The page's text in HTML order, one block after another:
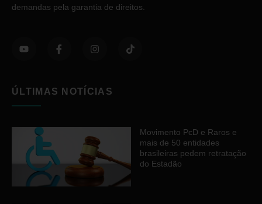
demandas pela garantia de direitos.
ÚLTIMAS NOTÍCIAS
Movimento PcD e Raros e
mais de 50 entidades
brasileiras pedem retratação
do Estadão